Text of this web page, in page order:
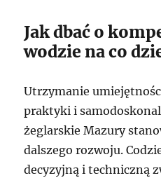
Jak dbać o
wodzie na co
Utrzymanie
praktyki i
żeglarskie Mazury
dalszego rozwoju.
decyzyjną i techniczną